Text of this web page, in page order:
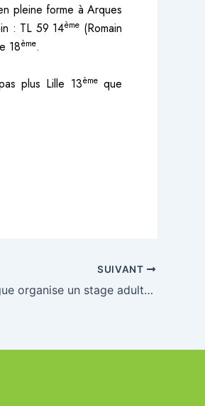
pleine forme à Arques
: TL 59 14ème (Romain
18ème.
plus Lille 13èmeque
SUIVANT
La Ligue organise un stage adultes d’apprentissage de la natation le samedi 09 novembre à Compiègne (60)